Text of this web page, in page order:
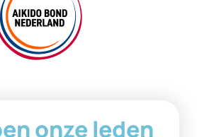
onze leden